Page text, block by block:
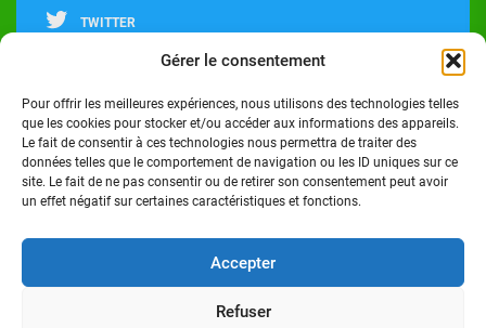
Gérer le consentement
Pour offrir les meilleures expériences, nous utilisons des technologies telles
que les cookies pour stocker et/ou accéder aux informations des appareils.
Le fait de consentir à ces technologies nous permettra de traiter des
données telles que le comportement de navigation ou les ID uniques sur ce
site. Le fait de ne pas consentir ou de retirer son consentement peut avoir
un effet négatif sur certaines caractéristiques et fonctions.
Accepter
Refuser
TWITTER
INSTAGRAM
Actualités
Politique
Économie
CultureSociété
SportSantéCinéma
Éducation
Football
Technologie
DiversScience
Lifestyle
Opinions
Services
Copyright © 2024 - Réalisé par Digital G I Tous droits